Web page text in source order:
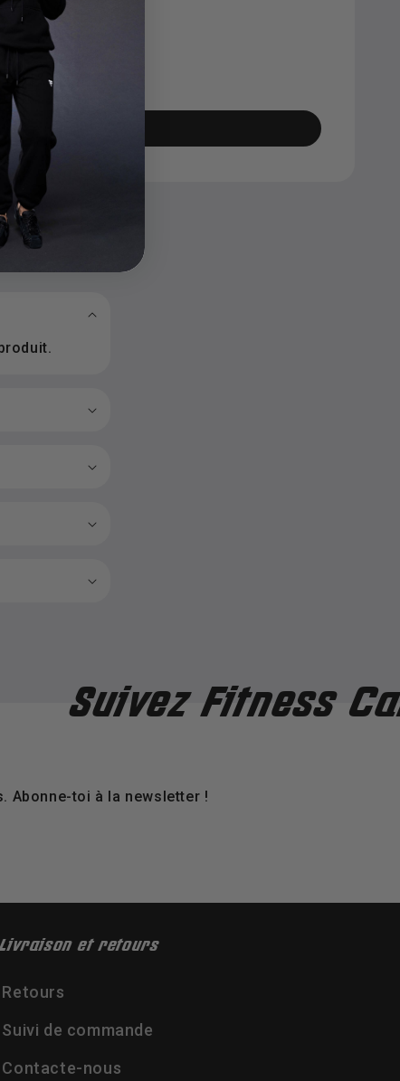
Fitness Camp
Abonne-toi à la newsletter !
et retours
Retours
Suivi de commande
Contacte-nous